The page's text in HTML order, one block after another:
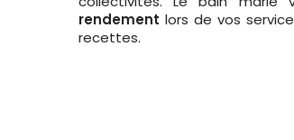
rendement lors de vos
recettes.